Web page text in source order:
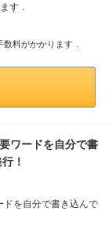
す．
料がかかります．
ワードを自分で書
！
ドを自分で書き込んで